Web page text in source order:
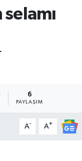
selamı
6
PAYLAŞIM
A- A+